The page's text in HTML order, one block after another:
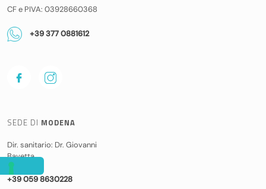
CF e PIVA: 03928660368
+39 377 0881612
SEDE DI MODENA
Dir. sanitario: Dr. Giovanni
Bavetta
+39 059 8630228